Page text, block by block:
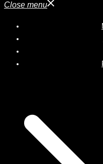
Close menu